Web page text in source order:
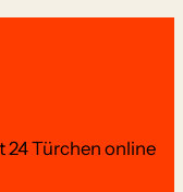
24 Türchen online